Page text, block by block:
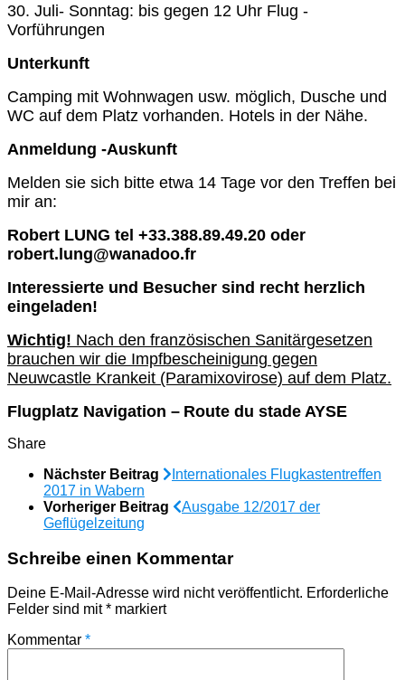
30. Juli- Sonntag: bis gegen 12 Uhr Flug -
Vorführungen
Unterkunft
Camping mit Wohnwagen usw. möglich, Dusche und
WC auf dem Platz vorhanden. Hotels in der Nähe.
Anmeldung -Auskunft
Melden sie sich bitte etwa 14 Tage vor den Treffen bei
mir an:
Robert LUNG tel +33.388.89.49.20 oder
robert.lung@wanadoo.fr
Interessierte und Besucher sind recht herzlich
eingeladen!
Wichtig! Nach den französischen Sanitärgesetzen
brauchen wir die Impfbescheinigung gegen
Neuwcastle Krankeit (Paramixovirose) auf dem Platz.
Flugplatz Navigation – Route du stade AYSE
Share
Nächster Beitrag
Internationales Flugkastentreffen
2017 in Wabern
Vorheriger Beitrag
Ausgabe 12/2017 der
Geflügelzeitung
Schreibe einen Kommentar
Deine E-Mail-Adresse wird nicht veröffentlicht. Erforderliche
Felder sind mit* markiert
Kommentar *